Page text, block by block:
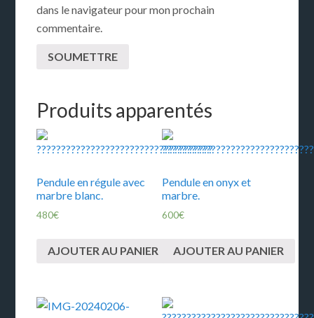
dans le navigateur pour mon prochain
commentaire.
Produits apparentés
Pendule en régule avec
marbre blanc.
480€
AJOUTER AU PANIER
Pendule en onyx et
marbre.
600€
AJOUTER AU PANIER